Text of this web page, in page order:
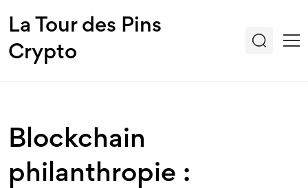
La Tour des Pins
Crypto
Blockchain
philanthropie :